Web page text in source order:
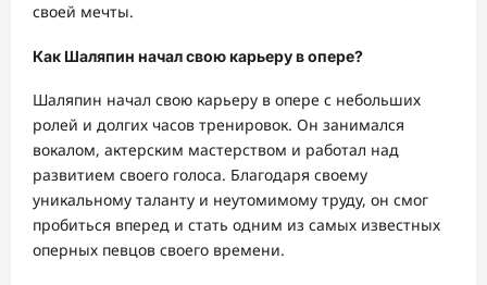
своей мечты.
Как Шаляпин начал свою карьеру в опере?
Шаляпин начал свою карьеру в опере с небольших
ролей и долгих часов тренировок. Он занимался
вокалом, актерским мастерством и работал над
развитием своего голоса. Благодаря своему
уникальному таланту и неутомимому труду, он смог
пробиться вперед и стать одним из самых известных
оперных певцов своего времени.